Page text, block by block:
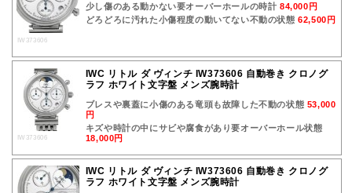
IW373606
少し傷のある動かない要オーバーホールの時計84,000円
どろどろに汚れた小傷程度の動いてない不動の状態62,500円
IW373606
IWC リトル ダ ヴィンチ IW373606 自動巻き クロノグ
ラフ ホワイト文字盤 メンズ腕時計
ブレスや裏蓋に小傷のある竜頭も故障した不動の状態 53,000
円
キズや時計の中にサビや腐食があり要オーバーホール状態
18,000円
IWC リトル ダ ヴィンチ IW373606 自動巻き クロノグ
ラフ ホワイト文字盤 メンズ腕時計